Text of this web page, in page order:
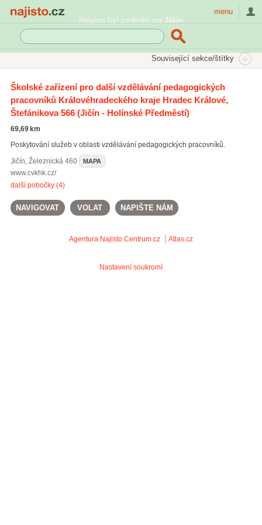
Region byl změněn na Jičín
menu
Související sekce/štítky
Najisto.cz
Pedagogicko-psychologické poradny (233)
Vzdělávání učitelů (49)
Školské zařízení pro další vzdělávání pedagogických
pracovníků Královéhradeckého kraje Hradec Králové,
Štefánikova 566(Jičín - Holínské Předměstí)
69,69 km
Poskytování služeb v oblasti vzdělávání pedagogických pracovníků.
Jičín, Železnická 460 MAPA
www.cvkhk.cz/
další pobočky (4)
NAVIGOVAT VOLAT NAPIŠTE NÁM
Agentura Najisto Centrum.cz Atlas.cz
Nastavení soukromí